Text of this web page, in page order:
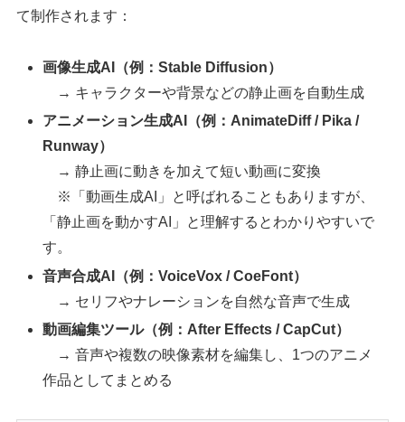
て制作されます：
画像生成AI（例：Stable Diffusion）
→ キャラクターや背景などの静止画を自動生成
アニメーション生成AI（例：AnimateDiff / Pika /
Runway）
→ 静止画に動きを加えて短い動画に変換
※「動画生成AI」と呼ばれることもありますが、
「静止画を動かすAI」と理解するとわかりやすいで
す。
音声合成AI（例：VoiceVox / CoeFont）
→ セリフやナレーションを自然な音声で生成
動画編集ツール（例：After Effects / CapCut）
→ 音声や複数の映像素材を編集し、1つのアニメ
作品としてまとめる